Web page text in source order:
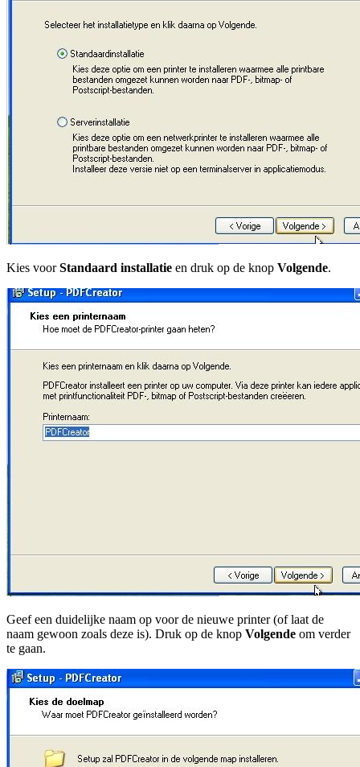
Kies voorStandaard installatie en druk op de knop Volgende.
Geef een duidelijke naam op voor de nieuwe printer (of laat de
naam gewoon zoals deze is). Druk op de knop Volgende om verder
te gaan.